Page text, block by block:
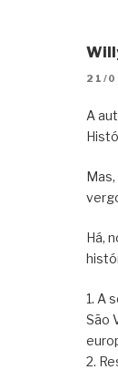
21/
A
Há,
1. A
São
2.